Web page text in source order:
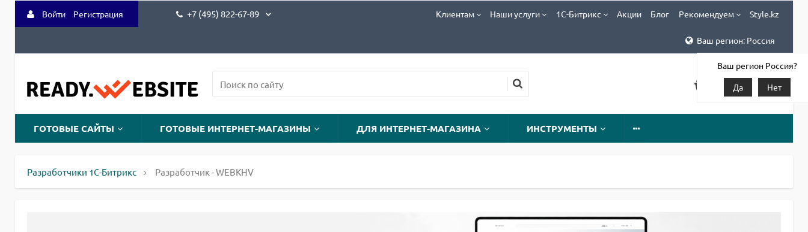
Войти Регистрация +7 (495) 822-67-89 Клиентам Наши услуги 1С-Битрикс Акции Блог Рекомендуем Style.kz
Ваш регион: Россия
Ваш регион Россия?
Да
Нет
ГОТОВЫЕ САЙТЫ ГОТОВЫЕ ИНТЕРНЕТ-МАГАЗИНЫ ДЛЯ ИНТЕРНЕТ-МАГАЗИНА ИНСТРУМЕНТЫ
Разработчики 1С-Битрикс Разработчик - WEBKHV